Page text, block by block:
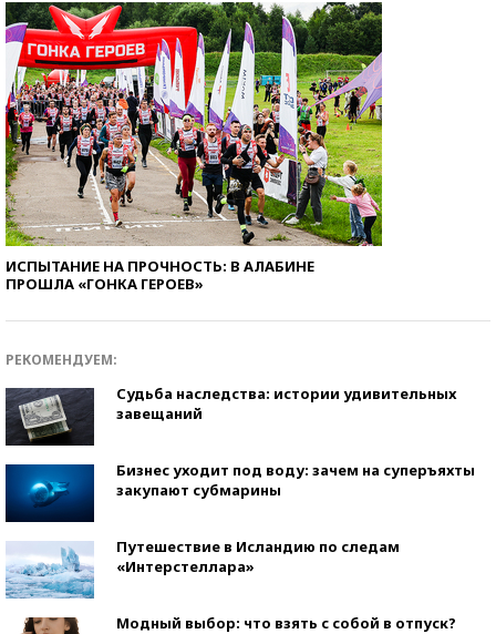
ИСПЫТАНИЕ НА ПРОЧНОСТЬ: В АЛАБИНЕ
ПРОШЛА «ГОНКА ГЕРОЕВ»
РЕКОМЕНДУЕМ:
Судьба наследства: истории удивительных
завещаний
Бизнес уходит под воду: зачем на суперъяхты
закупают субмарины
Путешествие в Исландию по следам
«Интерстеллара»
Модный выбор: что взять с собой в отпуск?